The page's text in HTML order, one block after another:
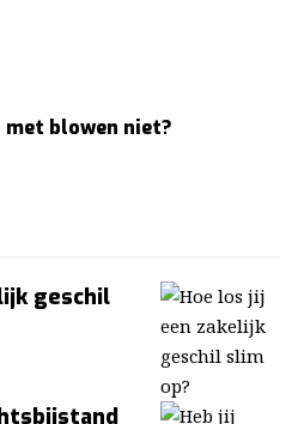
blowen niet?
geschil